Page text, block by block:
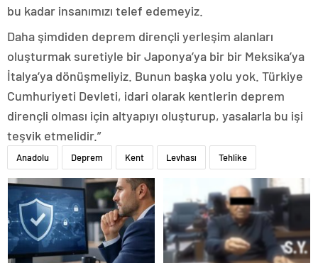
bu kadar insanımızı telef edemeyiz.
Daha şimdiden deprem dirençli yerleşim alanları
oluşturmak suretiyle bir Japonya’ya bir bir Meksika’ya
İtalya’ya dönüşmeliyiz. Bunun başka yolu yok. Türkiye
Cumhuriyeti Devleti, idari olarak kentlerin deprem
dirençli olması için altyapıyı oluşturup, yasalarla bu işi
teşvik etmelidir.”
Anadolu Deprem Kent Levhası Tehlike